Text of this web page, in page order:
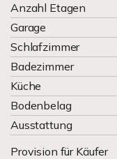
Anzahl Etagen
Garage
Schlafzimmer
Badezimmer
Küche
Bodenbelag
Ausstattung
Provision für Käufer